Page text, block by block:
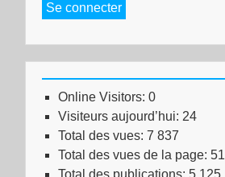
Se connecter
Online Visitors: 0
Visiteurs aujourd’hui: 24
Total des vues: 7 837
Total des vues de la page: 51
Total des publications: 5 125